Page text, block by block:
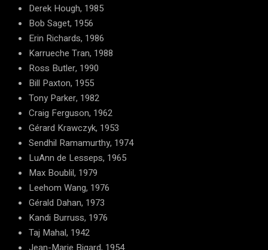
Derek Hough, 1985
Bob Saget, 1956
Erin Richards, 1986
Karrueche Tran, 1988
Ross Butler, 1990
Bill Paxton, 1955
Tony Parker, 1982
Craig Ferguson, 1962
Gérard Krawczyk, 1953
Sendhil Ramamurthy, 1974
LuAnn de Lesseps, 1965
Max Boublil, 1979
Leehom Wang, 1976
Gérald Dahan, 1973
Kandi Burruss, 1976
Taj Mahal, 1942